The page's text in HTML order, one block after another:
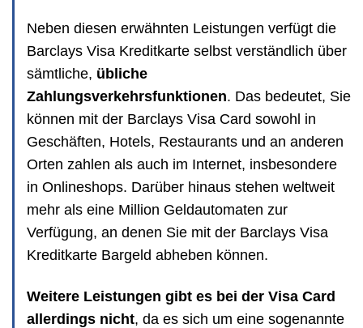
Neben diesen erwähnten Leistungen verfügt die
Barclays Visa Kreditkarte selbst verständlich über
sämtliche, übliche
Zahlungsverkehrsfunktionen. Das bedeutet, Sie
können mit der Barclays Visa Card sowohl in
Geschäften, Hotels, Restaurants und an anderen
Orten zahlen als auch im Internet, insbesondere
in Onlineshops. Darüber hinaus stehen weltweit
mehr als eine Million Geldautomaten zur
Verfügung, an denen Sie mit der Barclays Visa
Kreditkarte Bargeld abheben können.
Weitere Leistungen gibt es bei der Visa Card
allerdings nicht, da es sich um eine sogenannte